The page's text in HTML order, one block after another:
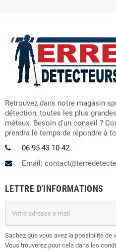
Retrouvez dans notre magasin
détection, toutes les plus
métaux. Besoin d'un conseil ?
prendra le temps de répondre à
06 95 43 10 42
Email:
LETTRE D'INFORMATIONS
Sachez que vous avez la possibilité de
Vous trouverez pour cela dans les